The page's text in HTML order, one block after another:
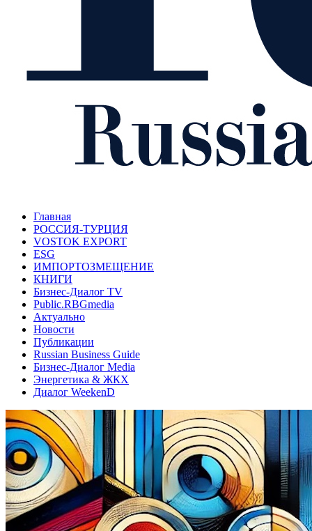
Главная
РОССИЯ-ТУРЦИЯ
VOSTOK EXPORT
ESG
ИМПОРТОЗМЕЩЕНИЕ
КНИГИ
Бизнес-Диалог TV
Public.RBGmedia
Актуально
Новости
Публикации
Russian Business Guide
Бизнес-Диалог Media
Энергетика & ЖКХ
Диалог WeekenD